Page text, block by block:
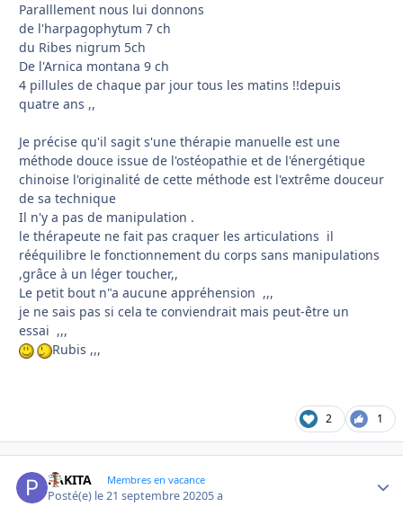
Paralllement nous lui donnons
de l'harpagophytum 7 ch
du Ribes nigrum 5ch
De l'Arnica montana 9 ch
4 pillules de chaque par jour tous les matins !!depuis
quatre ans ,,
Je précise qu'il sagit s'une thérapie manuelle est une
méthode douce issue de l'ostéopathie et de l'énergétique
chinoise l'originalité de cette méthode est l'extrême douceur
de sa technique
Il n'y a pas de manipulation .
le thérapeute ne fait pas craquer les articulations il
rééquilibre le fonctionnement du corps sans manipulations
,grâce à un léger toucher,,
Le petit bout n"a aucune appréhension ,,,
je ne sais pas si cela te conviendrait mais peut-être un
essai ,,,
Rubis ,,,
2 1
PAKITA Membres en vacance
Posté(e) le 21 septembre 20205 a